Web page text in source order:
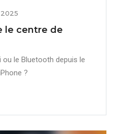
le centre de
le Bluetooth depuis le
?